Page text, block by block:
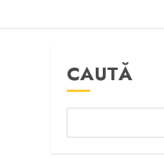
CAUTĂ